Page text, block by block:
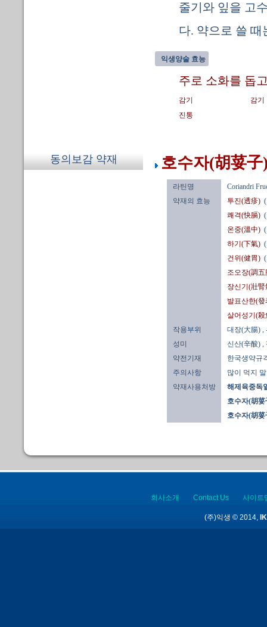
줄기와 잎을 고
다. 약으로 쓸
익생양술 효능
주로 소화를 돕
감기
감기
진통
동의보감 약재 호수자(胡荽
라틴명
Coriandri
약재의 효능
투진(透疹)
쾌격(快膈)
온중(溫中)
하기(下氣)
건위(健胃)
조오장(調五
장신기(壯腎
발표산한(
살어성기(殺
작용부위
대장(大腸)
성미
신산(辛酸)
약전기재
한국생약규
주의사항
많이 먹지
약재사용처방
해제육중독
호수자(胡
호수자(胡
회사소개 Contact Us 사이트
(주)익생 © 2014,